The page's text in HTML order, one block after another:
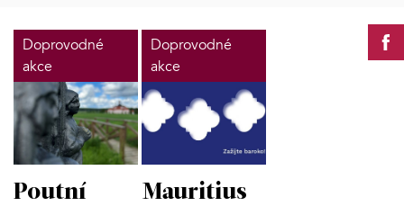
Doprovodné
akce
Poutní
Doprovodné
akce
Mauritius